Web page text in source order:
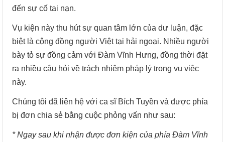
đến sự cố tai nạn.
Vụ kiện này thu hút sự quan tâm lớn của dư luận, đặc
biệt là cộng đồng người Việt tại hải ngoại. Nhiều người
bày tỏ sự đồng cảm với Đàm Vĩnh Hưng, đồng thời đặt
ra nhiều câu hỏi về trách nhiệm pháp lý trong vụ việc
này.
Chúng tôi đã liên hệ với ca sĩ Bích Tuyền và được phía
bị đơn chia sẻ bằng cuộc phỏng vấn như sau:
* Ngay sau khi nhận được đơn kiện của phía Đàm Vĩnh